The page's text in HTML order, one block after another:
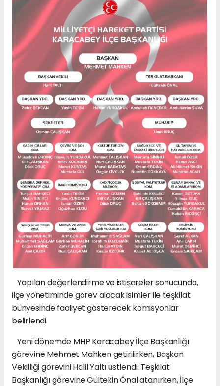
Yapılan değerlendirme ve istişareler sonucunda,
ilçe yönetiminde görev alacak isimler ile teşkilat
bünyesinde faaliyet gösterecek komisyonlar
belirlendi.
Yeni dönemde MHP Karacabey İlçe Başkanlığı
görevine Mehmet Mahken getirilirken, Başkan
Vekilliği görevini Halil Yaltı üstlendi. Teşkilat
Başkanlığı görevine Gültekin Önal atanırken, İlçe